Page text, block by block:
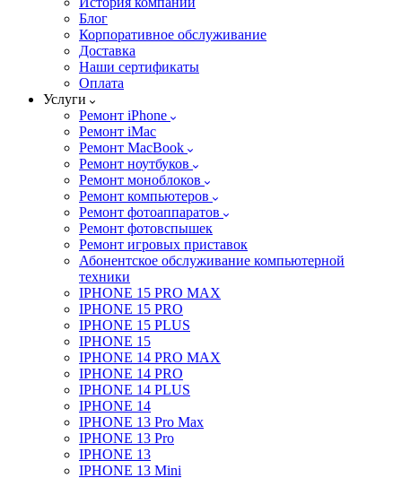
Блог
Корпоративное обслуживание
Доставка
Наши сертификаты
Оплата
Услуги
Ремонт iPhone
Ремонт iMac
Ремонт MacBook
Ремонт ноутбуков
Ремонт моноблоков
Ремонт компьютеров
Ремонт фотоаппаратов
Ремонт фотовспышек
Ремонт игровых приставок
Абонентское обслуживание компьютерной
техники
IPHONE 15 PRO MAX
IPHONE 15 PRO
IPHONE 15 PLUS
IPHONE 15
IPHONE 14 PRO MAX
IPHONE 14 PRO
IPHONE 14 PLUS
IPHONE 14
IPHONE 13 Pro Max
IPHONE 13 Pro
IPHONE 13
IPHONE 13 Mini